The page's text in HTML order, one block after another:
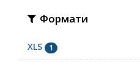
Формати
XLS 1